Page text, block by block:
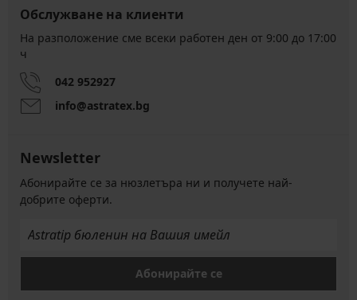
Обслужване на клиенти
На разположение сме всеки работен ден от 9:00 до 17:00
ч
042 952927
info@astratex.bg
Newsletter
Абонирайте се за нюзлетъра ни и получете най-
добрите оферти.
Абонирайте се